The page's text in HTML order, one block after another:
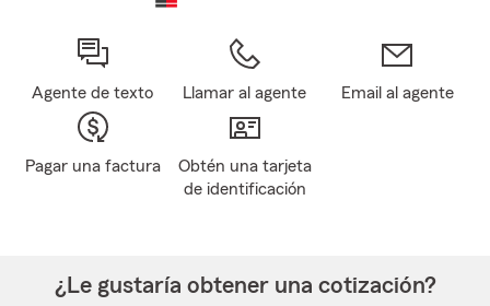
Agente de texto Llamar al agente Email al agente
Pagar una factura
Obtén una tarjeta
de identificación
¿Le gustaría obtener una cotización?